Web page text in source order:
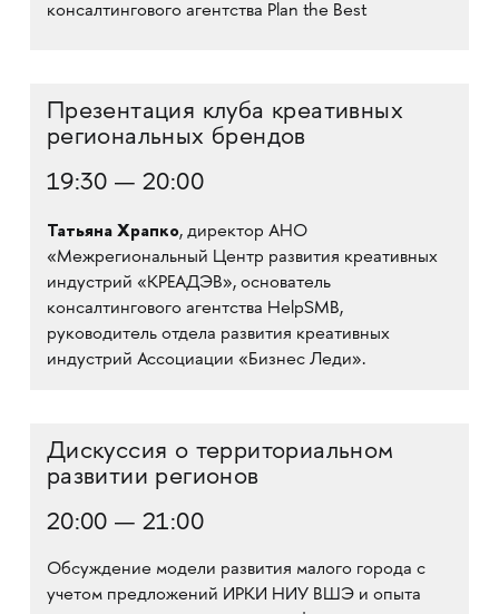
консалтингового агентства Plan the Best
Презентация клуба креативных
региональных брендов
19:30 — 20:00
Татьяна Храпко, директор АНО
«Межрегиональный Центр развития креативных
индустрий «КРЕАДЭВ», основатель
консалтингового агентства HelpSMB,
руководитель отдела развития креативных
индустрий Ассоциации «Бизнес Леди».
Дискуссия о территориальном
развитии регионов
20:00 — 21:00
Обсуждение модели развития малого города с
учетом предложений ИРКИ НИУ ВШЭ и опыта